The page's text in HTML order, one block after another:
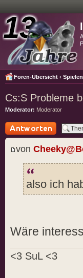
Foren-Übersicht ‹
Cs:S Probleme
Moderator: Moderator
Antwort schreiben
von
also ich
Wäre
<3 SuL <3